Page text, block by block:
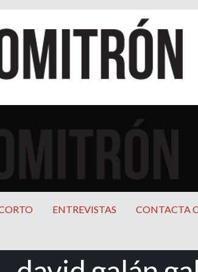
ENTREVISTAS CONTACTA